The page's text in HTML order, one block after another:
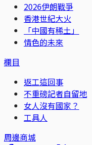
2026伊朗戰爭
香港世紀大火
「中國有稀土」
情色的未來
欄目
返工這回事
不重磅記者自留地
女人沒有國家？
工具人
周邊商城